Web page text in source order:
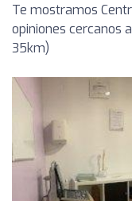
Te mostramos
opiniones cercanos
35km)